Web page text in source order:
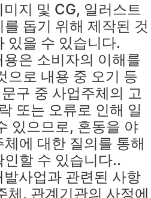
지 및 CG, 일러스트
돕기 위해 제작된 것
있을 수 있습니다.
은 소비자의 이해를
으로 내용 중 오기 등
구 중 사업주체의 고
또는 오류로 인해 일
있으므로, 혼동을 야
에 대한 질의를 통해
할 수 있습니다..
사업과 관련된 사항
체, 관계기관의 사정에